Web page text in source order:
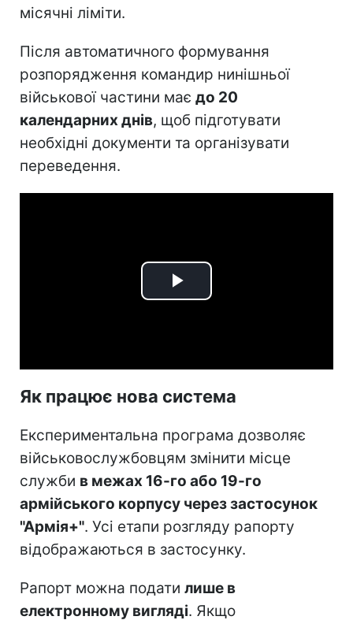
місячні ліміти.
Після автоматичного формування
розпорядження командир нинішньої
військової частини має до 20
календарних днів, щоб підготувати
необхідні документи та організувати
переведення.
Play
Як працює нова система
Експериментальна програма дозволяє
військовослужбовцям змінити місце
служби в межах 16-го або 19-го
армійського корпусу через застосунок
"Армія+". Усі етапи розгляду рапорту
відображаються в застосунку.
Рапорт можна подати лише в
електронному вигляді. Якщо